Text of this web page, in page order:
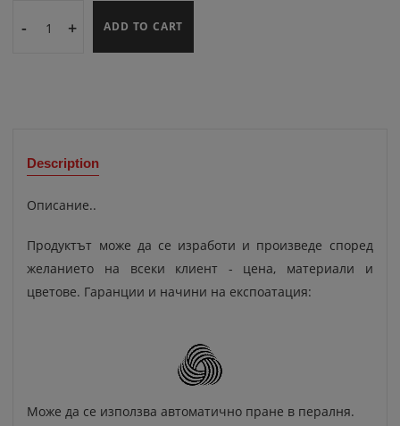
- + ADD TO CART
Description
Описание..
Продуктът може да се изработи и произведе според
желанието на всеки клиент - цена, материали и
цветове. Гаранции и начини на експоатация:
Може да се използва автоматично пране в пералня.